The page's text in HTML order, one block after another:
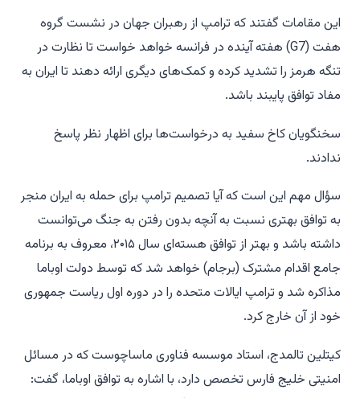
این مقامات گفتند که ترامپ از رهبران جهان در نشست گروه
هفت (G7) هفته آینده در فرانسه خواهد خواست تا نظارت در
تنگه هرمز را تشدید کرده و کمک‌های دیگری ارائه دهند تا ایران به
مفاد توافق پایبند باشد.
سخنگویان کاخ سفید به درخواست‌ها برای اظهار نظر پاسخ
ندادند.
سؤال مهم این است که آیا تصمیم ترامپ برای حمله به ایران منجر
به توافق بهتری نسبت به آنچه بدون رفتن به جنگ می‌توانست
داشته باشد و بهتر از توافق هسته‌ای سال ۲۰۱۵، معروف به برنامه
جامع اقدام مشترک (برجام) خواهد شد که توسط دولت اوباما
مذاکره شد و ترامپ ایالات متحده را در دوره اول ریاست جمهوری
خود از آن خارج کرد.
کیتلین تالمدج، استاد موسسه فناوری ماساچوست که در مسائل
امنیتی خلیج فارس تخصص دارد، با اشاره به توافق اوباما، گفت: